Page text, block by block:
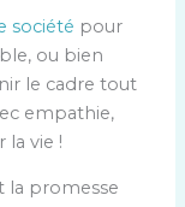
société pour
ou bien
le cadre tout
empathie,
la vie !
la promesse